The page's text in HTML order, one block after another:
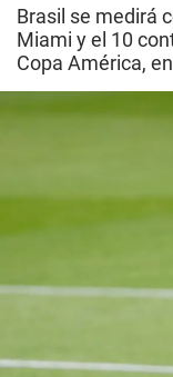
Brasil se medirá
Miami y el 10
Copa América,